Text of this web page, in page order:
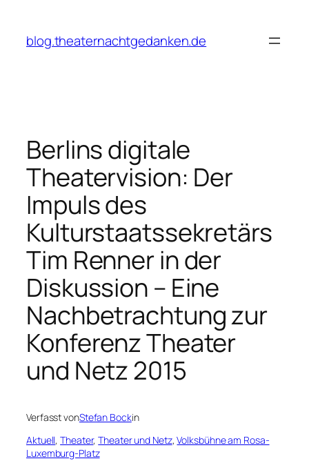
springen
blog.theaternachtgedanken.de
Berlins digitale
Theatervision: Der
Impuls des
Kulturstaatssekretärs
Tim Renner in der
Diskussion – Eine
Nachbetrachtung zur
Konferenz Theater
und Netz 2015
Verfasst vonStefan Bockin
Aktuell, Theater, Theater und Netz, Volksbühne am Rosa-
Luxemburg-Platz